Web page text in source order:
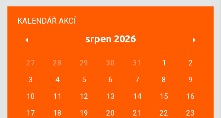
KALENDÁŘ AKCÍ
srpen 2026
27 28 29 30 31 1
2
3
4 5 6 7 8
9
10
11 12 13 14 15
16
17
18 19 20 21 22
23